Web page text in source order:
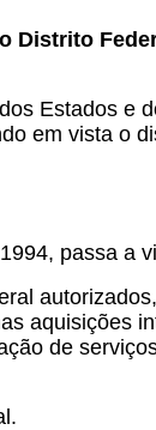
Distrito
Estados e
em vista o
passa a
aquisições
de